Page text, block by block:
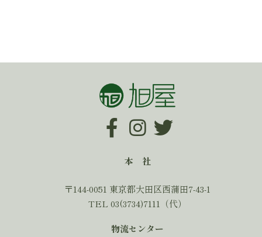
本 社
〒144-0051 東京都大田区西蒲田7-43-1
TEL 03(3734)7111（代）
物流センター